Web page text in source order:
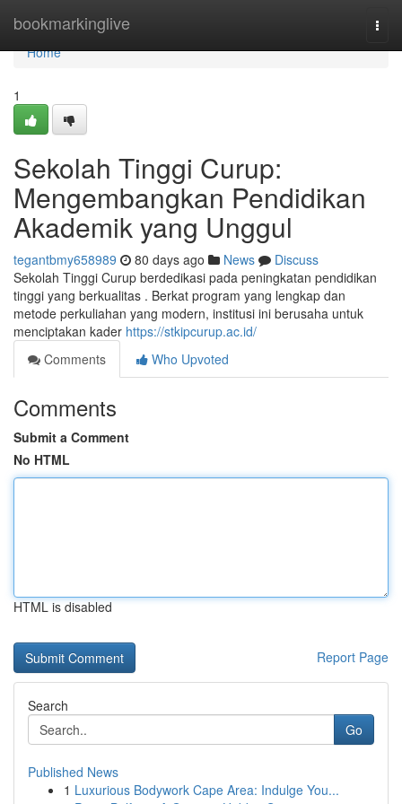
bookmarkinglive
Home
Home
1
Sekolah Tinggi Curup:
Mengembangkan Pendidikan
Akademik yang Unggul
tegantbmy658989 80 days ago News
Discuss
Sekolah Tinggi Curup berdedikasi pada peningkatan pendidikan
tinggi yang berkualitas . Berkat program yang lengkap dan
metode perkuliahan yang modern, institusi ini berusaha untuk
menciptakan kader https://stkipcurup.ac.id/
Comments
Who Upvoted
Comments
Submit a Comment
No HTML
HTML is disabled
Report Page
Search
Go
Published News
1 Luxurious Bodywork Cape Area: Indulge You...